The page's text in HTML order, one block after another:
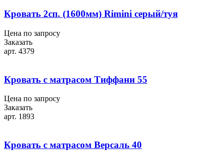
Кровать 2сп. (1600мм) Rimini серый/туя
Цена по запросу
Заказать
арт. 4379
Кровать с матрасом Тиффани 55
Цена по запросу
Заказать
арт. 1893
Кровать с матрасом Версаль 40